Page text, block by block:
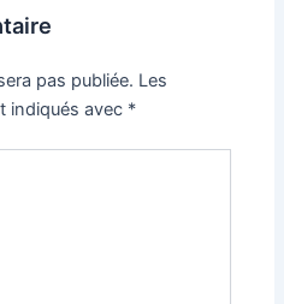
pas publiée. Les
indiqués avec *